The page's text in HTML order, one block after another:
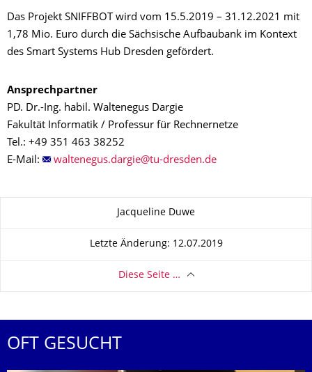
Das Projekt SNIFFBOT wird vom 15.5.2019 – 31.12.2021 mit
1,78 Mio. Euro durch die Sächsische Aufbaubank im Kontext
des Smart Systems Hub Dresden gefördert.
Ansprechpartner
PD. Dr.-Ing. habil. Waltenegus Dargie
Fakultät Informatik / Professur für Rechnernetze
Tel.: +49 351 463 38252
E-Mail:
Jacqueline Duwe
Letzte Änderung: 12.07.2019
Diese Seite …
OFT GESUCHT